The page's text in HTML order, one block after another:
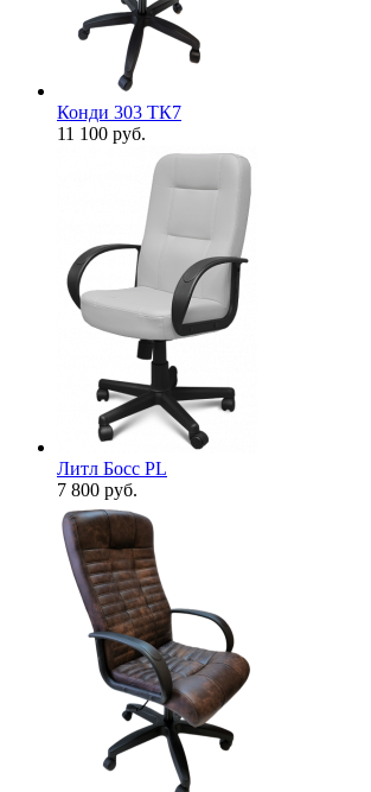
Конди 303 ТК7
11 100 руб.
Литл Босс PL
7 800 руб.